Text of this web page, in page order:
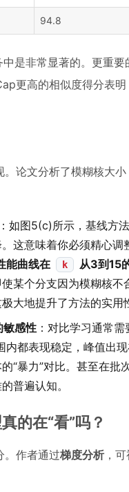
94.8
是非常显著的。更重要
更高的相似度得分表
。论文分析了模糊核大小
：如图5(c)所示，基线方
这意味着你必须精心
能曲线在 k
从3到15
某个分支因为模糊核不
大地提升了方法的实用
敏感性 ：对比学习通常
内都表现稳定，峰值出
“暴力”对比。甚至在
普遍认知。
的在“看”吗？
。作者通过梯度分析 ，